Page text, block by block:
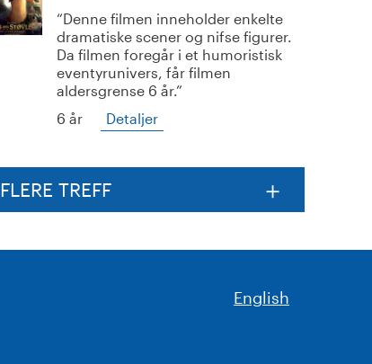
Denne filmen inneholder enkelte
dramatiske scener og nifse figurer.
Da filmen foregår i et humoristisk
eventyrunivers, får filmen
aldersgrense 6 år.
6 år
Detaljer
FLERE TREFF
English